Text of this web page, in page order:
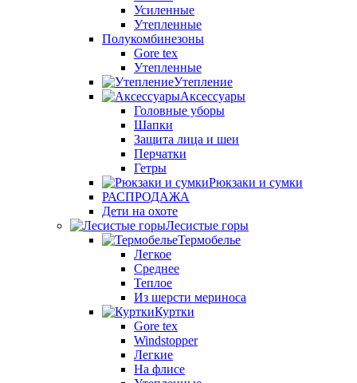
Усиленные
Утепленные
Полукомбинезоны
Gore tex
Утепленные
Утепление
Аксессуары
Головные уборы
Шапки
Защита лица и шеи
Перчатки
Гетры
Рюкзаки и сумки
РАСПРОДАЖА
Дети на охоте
Лесистые горы
Термобелье
Легкое
Среднее
Теплое
Из шерсти мериноса
Куртки
Gore tex
Windstopper
Легкие
На флисе